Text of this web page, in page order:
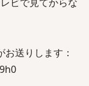
送りします：